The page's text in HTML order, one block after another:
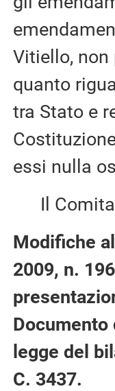
Vitiello,
quanto
tra Stato e
essi nulla
Il
Modifiche
2009, n.
Documento
legge del
C. 3437.